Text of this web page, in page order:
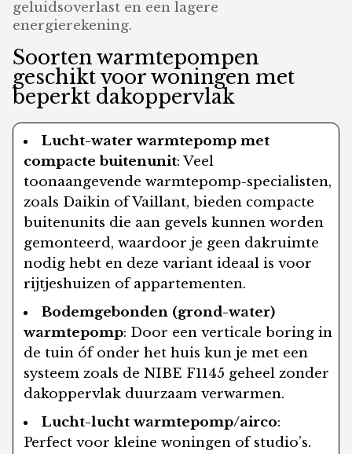
geluidsoverlast en een lagere
energierekening.
Soorten warmtepompen
geschikt voor woningen met
beperkt dakoppervlak
Lucht-water warmtepomp met
compacte buitenunit: Veel
toonaangevende warmtepomp-specialisten,
zoals Daikin of Vaillant, bieden compacte
buitenunits die aan gevels kunnen worden
gemonteerd, waardoor je geen dakruimte
nodig hebt en deze variant ideaal is voor
rijtjeshuizen of appartementen.
Bodemgebonden (grond-water)
warmtepomp: Door een verticale boring in
de tuin óf onder het huis kun je met een
systeem zoals de NIBE F1145 geheel zonder
dakoppervlak duurzaam verwarmen.
Lucht-lucht warmtepomp/airco:
Perfect voor kleine woningen of studio’s.